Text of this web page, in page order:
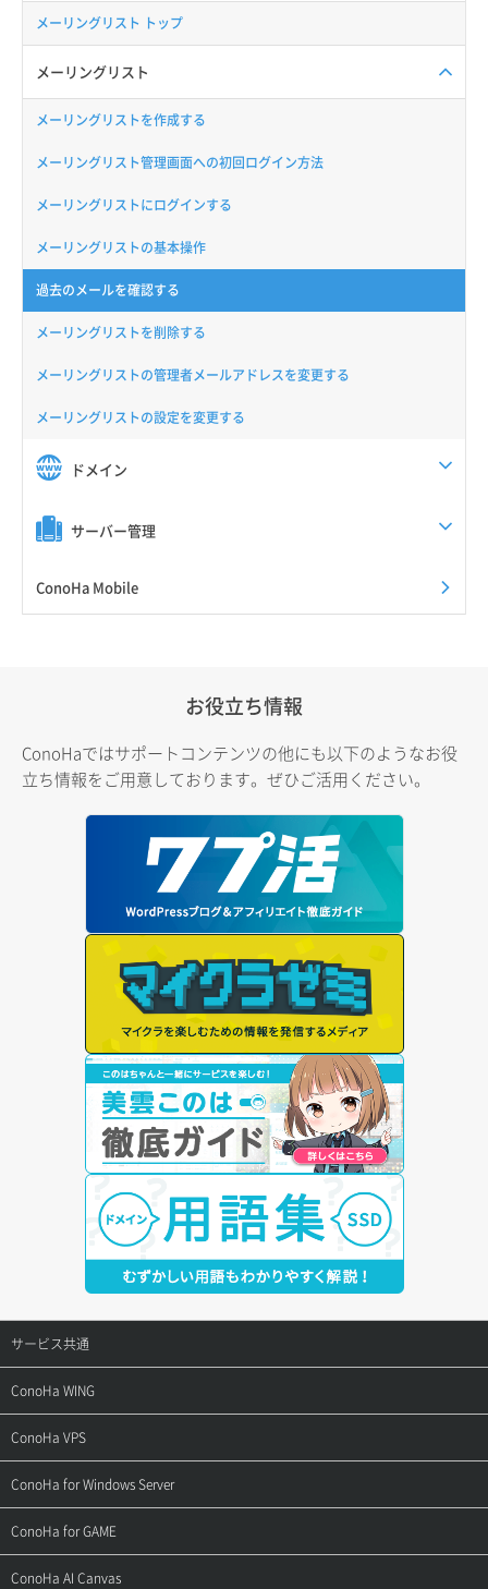
メーリングリスト トップ
メーリングリスト
メーリングリストを作成する
メーリングリスト管理画面への初回ログイン方法
メーリングリストにログインする
メーリングリストの基本操作
過去のメールを確認する
メーリングリストを削除する
メーリングリストの管理者メールアドレスを変更する
メーリングリストの設定を変更する
ドメイン
サーバー管理
ConoHa Mobile
お役立ち情報
ConoHaではサポートコンテンツの他にも以下のようなお役
立ち情報をご用意しております。ぜひご活用ください。
サービス共通
サポートトップ
ご契約・お支払い
用語集
お問い合わせ
ConoHa WING
サポートトップ
ご利用ガイド
お乗り換えガイド
ConoHa VPS
サポートトップ
ご利用ガイド
ConoHa for Windows Server
サポートトップ
ご利用ガイド
ConoHa for GAME
サポートトップ
ConoHa AI Canvas